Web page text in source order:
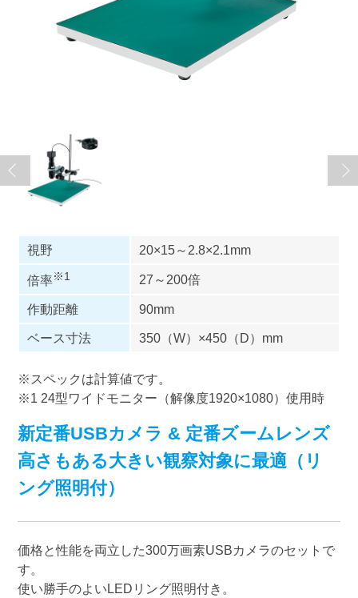
視野 20×15～2.8×2.1mm
倍率※1 27～200倍
作動距離
90mm
ベース寸法
350（W）×450（D）mm
※スペックは計算値です。
※1 24型ワイドモニター（解像度1920×1080）使用時
新定番USBカメラ & 定番ズームレンズ
高さもある大きい観察対象に最適（リ
ング照明付）
価格と性能を両立した300万画素USBカメラのセットで
す。
使い勝手のよいLEDリング照明付き。